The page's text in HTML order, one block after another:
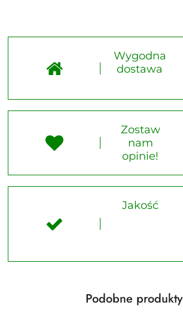
Wygodna
dostawa
Zostaw
nam
opinie!
Jakość
Pomiń karuzelę produktów
Produkty
Podobne produkty